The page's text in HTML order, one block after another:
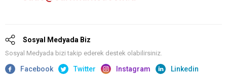
Sosyal Medyada Biz
Sosyal Medyada bizi takip ederek destek olabilirsiniz.
Facebook Twitter Instagram Linkedin